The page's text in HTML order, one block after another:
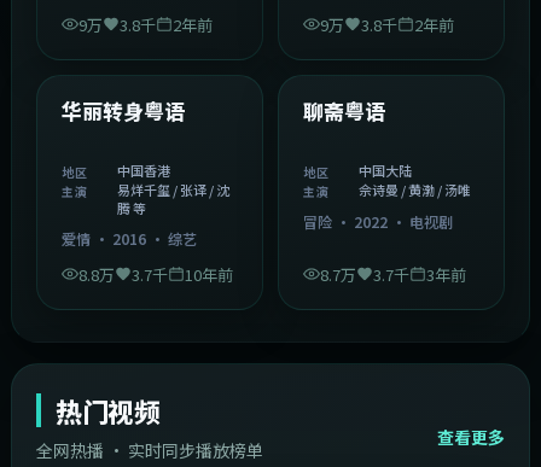
9万 3.8千 2年前 9万 3.8千 2年前
精选
华丽转身粤语
地区 中国香港
主演
易烊千玺 / 张译 / 沈
腾 等
爱情· 2016· 综艺
8.8万 3.7千 10年前
精选
聊斋粤语
地区 中国大陆
主演 佘诗曼 / 黄渤 / 汤唯
冒险· 2022· 电视剧
8.7万 3.7千 3年前
热门视频
全网热播 · 实时同步播放榜单
查看更多
韩国 44:14